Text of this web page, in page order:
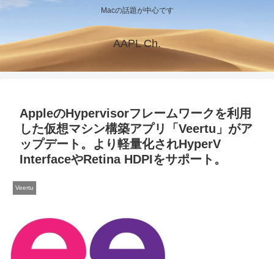
Macの話題が中心です
AAPL Ch.
AppleのHypervisorフレームワークを利用
した仮想マシン構築アプリ「Veertu」がア
ップデート。より軽量化されHyperV
InterfaceやRetina HDPIをサポート。
Veertu